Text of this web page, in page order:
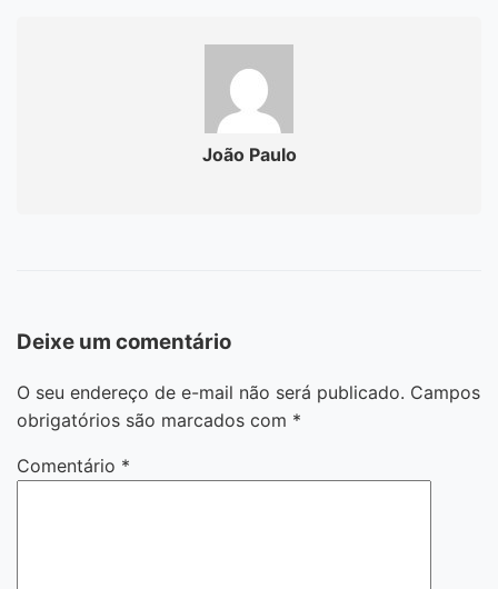
João Paulo
Deixe um comentário
O seu endereço de e-mail não será publicado. Campos
obrigatórios são marcados com *
Comentário *